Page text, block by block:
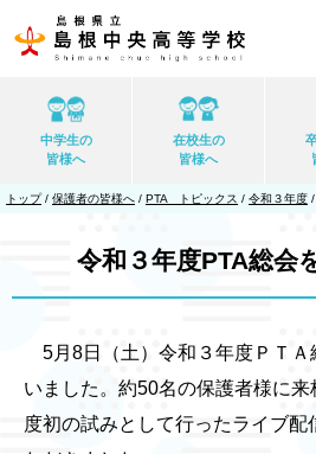
中学生の
皆様へ
在校生の
皆様へ
現
トップ/ 保護者の皆様へ / PTA トピックス / 令和３年度 /
令和３年度PTA総会
5月8日（土）令和３年度ＰＴＡ
いました。約50名の保護者様に
度初の試みとして行ったライブ配